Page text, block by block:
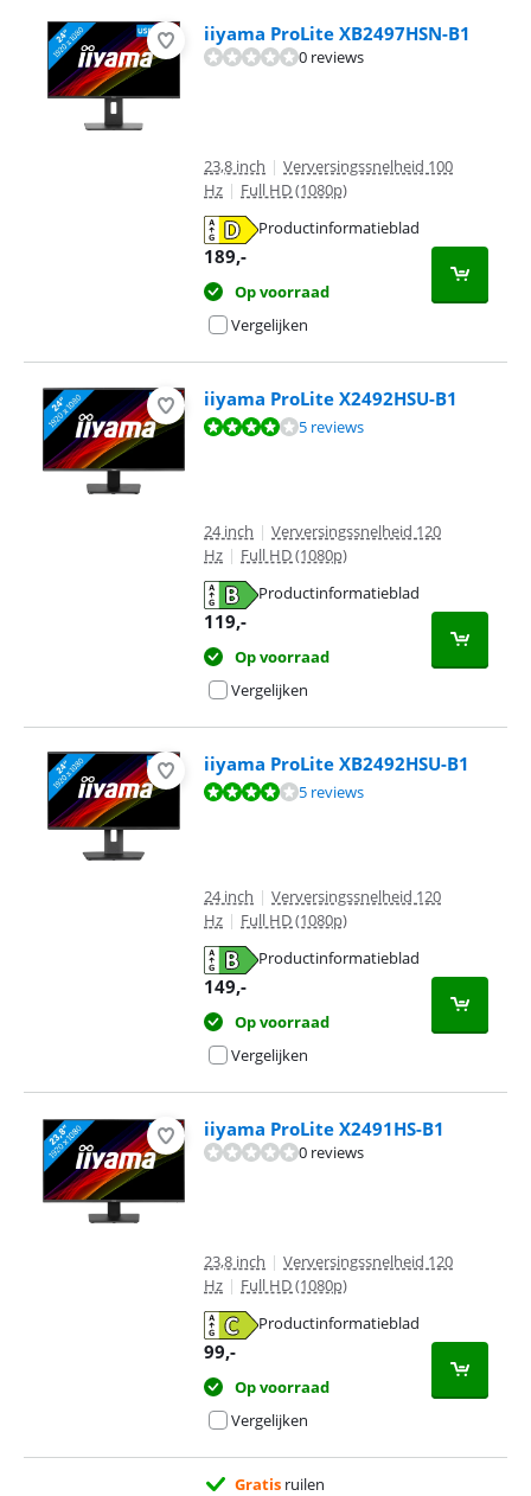
iiyama ProLite XB2497HSN-B1
0 reviews
23,8 inch | Verversingssnelheid 100
Hz | Full HD (1080p)
Productinformatieblad
189,-
Op voorraad
Vergelijken
iiyama ProLite X2492HSU-B1
Beoordeling is 8,2 van de 10, gebaseerd op 5 reviews.
5 reviews
24 inch | Verversingssnelheid 120
Hz | Full HD (1080p)
Productinformatieblad
119,-
Op voorraad
Vergelijken
iiyama ProLite XB2492HSU-B1
Beoordeling is 8,2 van de 10, gebaseerd op 5 reviews.
5 reviews
24 inch | Verversingssnelheid 120
Hz | Full HD (1080p)
Productinformatieblad
149,-
Op voorraad
Vergelijken
iiyama ProLite X2491HS-B1
0 reviews
23,8 inch | Verversingssnelheid 120
Hz | Full HD (1080p)
Productinformatieblad
99,-
Op voorraad
Vergelijken
Gratis ruilen